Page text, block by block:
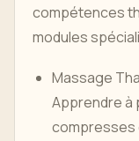
compétences
modules
Massage
Apprendre à
compresses